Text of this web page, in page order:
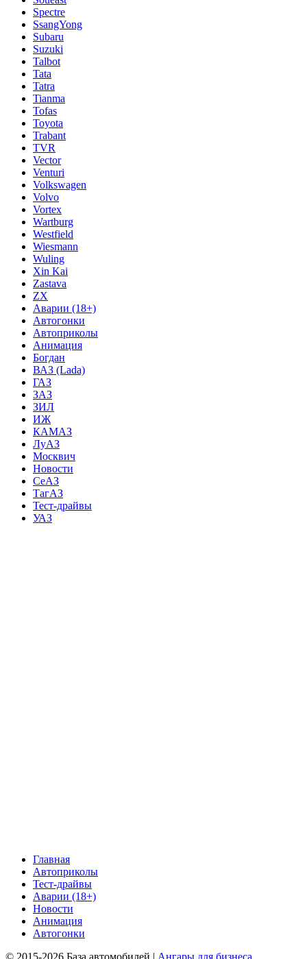
Spectre
SsangYong
Subaru
Suzuki
Talbot
Tata
Tatra
Tianma
Tofas
Toyota
Trabant
TVR
Vector
Venturi
Volkswagen
Volvo
Vortex
Wartburg
Westfield
Wiesmann
Wuling
Xin Kai
Zastava
ZX
Аварии (18+)
Автогонки
Автоприколы
Анимация
Богдан
ВАЗ (Lada)
ГАЗ
ЗАЗ
ЗИЛ
ИЖ
КАМАЗ
ЛуАЗ
Москвич
Новости
СеАЗ
ТагАЗ
Тест-драйвы
УАЗ
Главная
Автоприколы
Тест-драйвы
Аварии (18+)
Новости
Анимация
Автогонки